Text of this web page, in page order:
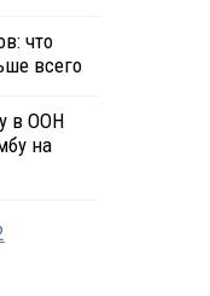
что
всего
в ООН
на